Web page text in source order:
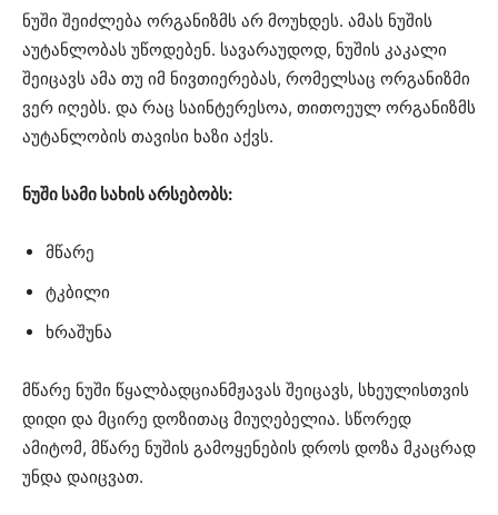
ნუში შეიძლება ორგანიზმს არ მოუხდეს. ამას ნუშის
აუტანლობას უწოდებენ. სავარაუდოდ, ნუშის კაკალი
შეიცავს ამა თუ იმ ნივთიერებას, რომელსაც ორგანიზმი
ვერ იღებს. და რაც საინტერესოა, თითოეულ ორგანიზმს
აუტანლობის თავისი ხაზი აქვს.
ნუში სამი სახის არსებობს:
მწარე
ტკბილი
ხრაშუნა
მწარე ნუში წყალბადციანმჟავას შეიცავს, სხეულისთვის
დიდი და მცირე დოზითაც მიუღებელია. სწორედ
ამიტომ, მწარე ნუშის გამოყენების დროს დოზა მკაცრად
უნდა დაიცვათ.